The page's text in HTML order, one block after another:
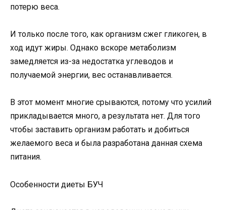
потерю веса.
И только после того, как организм сжег гликоген, в
ход идут жиры. Однако вскоре метаболизм
замедляется из-за недостатка углеводов и
получаемой энергии, вес останавливается.
В этот момент многие срываются, потому что усилий
прикладывается много, а результата нет. Для того
чтобы заставить организм работать и добиться
желаемого веса и была разработана данная схема
питания.
Особенности диеты БУЧ